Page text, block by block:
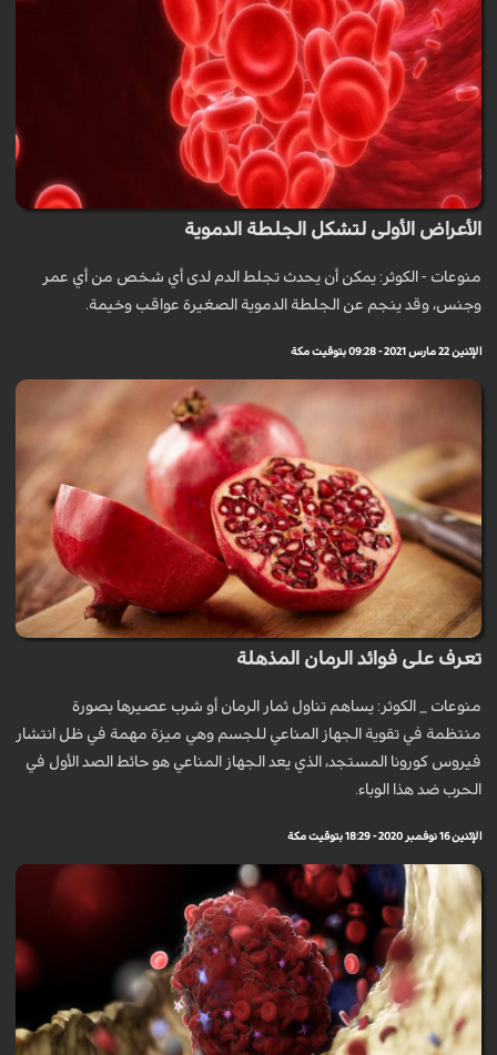
الأعراض الأولى لتشكل الجلطة الدموية
منوعات - الكوثر: يمكن أن يحدث تجلط الدم لدى أي شخص من أي عمر
وجنس، وقد ينجم عن الجلطة الدموية الصغيرة عواقب وخيمة.
الإثنين 22 مارس 2021 - 09:28 بتوقيت مكة
تعرف على فوائد الرمان المذهلة
منوعات _ الكوثر: يساهم تناول ثمار الرمان أو شرب عصيرها بصورة
منتظمة في تقوية الجهاز المناعي للجسم وهي ميزة مهمة في ظل انتشار
فيروس كورونا المستجد، الذي يعد الجهاز المناعي هو حائط الصد الأول في
الحرب ضد هذا الوباء.
الإثنين 16 نوفمبر 2020 - 18:29 بتوقيت مكة